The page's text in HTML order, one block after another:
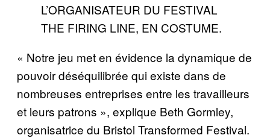
L’ORGANISATEUR DU FESTIVAL
THE FIRING LINE, EN COSTUME.
« Notre jeu met en évidence la dynamique de
pouvoir déséquilibrée qui existe dans de
nombreuses entreprises entre les travailleurs
et leurs patrons », explique Beth Gormley,
organisatrice du Bristol Transformed Festival.